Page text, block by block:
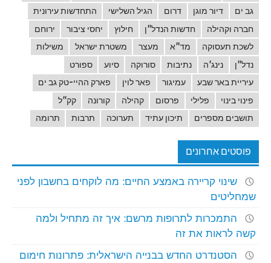
גב ים
דיור מוגן דרום הגיל השלישי
התחדשות עירונית
חברה וקהילה
חדשות הנדל"ן חילוץ יחסי ציבור
ירוחם
לשכת תעסוקה
מד"א מעצר משטרת ישראל
משילות
נדל"ן
נינג'ה נתיבות סורוקה סיוע
ספורט
עיריית באר שבע
עמיגור פאר לוין
פארק ההיי-טק גב ים
פינוי בינוי
פלילי פרסום קהילה קורונה
קק"ל
תושבים מספרים
תיכון עתיד תערוכה תרבות תרומה
פוסטים אחרונים
שינוי קריירה באמצע החיים: מה לוקחים בחשבון לפני
שמחליטים
התמכרות לתרופות מרשם: איך זה מתחיל ולמה
קשה לראות את זה
הסטנדרט החדש בבנייה הישראלית: פתרונות חימום